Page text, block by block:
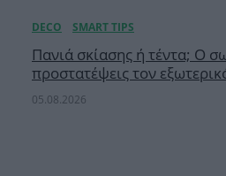
Πανιά σκίασης ή τέντα; Ο
προστατέψεις τον
05.08.2026